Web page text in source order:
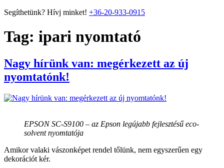
Segíthetünk? Hívj minket! +36-20-933-0915
Tag: ipari nyomtató
Nagy hírünk van: megérkezett az új
nyomtatónk!
EPSON SC-S9100 – az Epson legújabb fejlesztésű eco-
solvent nyomtatója
Amikor valaki vászonképet rendel tőlünk, nem egyszerűen egy
dekorációt kér.